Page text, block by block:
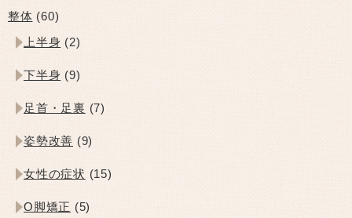
整体 (60)
上半身 (2)
下半身 (9)
足首・足裏 (7)
姿勢改善 (9)
女性の症状 (15)
O脚矯正 (5)